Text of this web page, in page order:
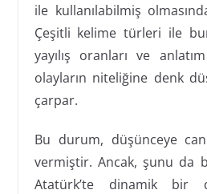
ile kullanılabilmiş
Çeşitli kelime türleri ile
yayılış oranları ve
olayların niteliğine denk
çarpar.
Bu durum, düşünceye
vermiştir. Ancak, şunu da
Atatürk’te dinamik bir